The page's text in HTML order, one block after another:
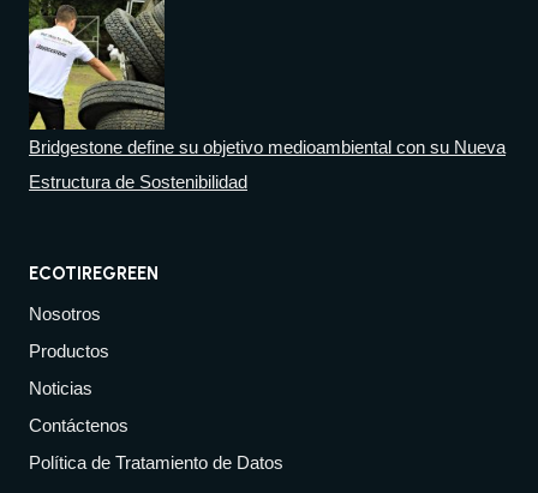
Bridgestone define su objetivo medioambiental con su Nueva
Estructura de Sostenibilidad
ECOTIREGREEN
Nosotros
Productos
Noticias
Contáctenos
Política de Tratamiento de Datos